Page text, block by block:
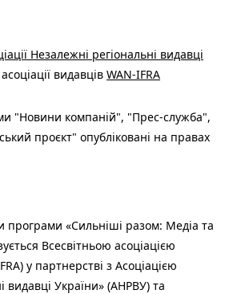
Незалежні регіональні видавці
видавців WAN-IFRA
"Новини компаній", "Прес-служба",
проєкт" опубліковані на правах
програми «Сильніші разом: Медіа та
Всесвітньою асоціацією
у партнерстві з Асоціацією
видавці України» (АНРВУ) та